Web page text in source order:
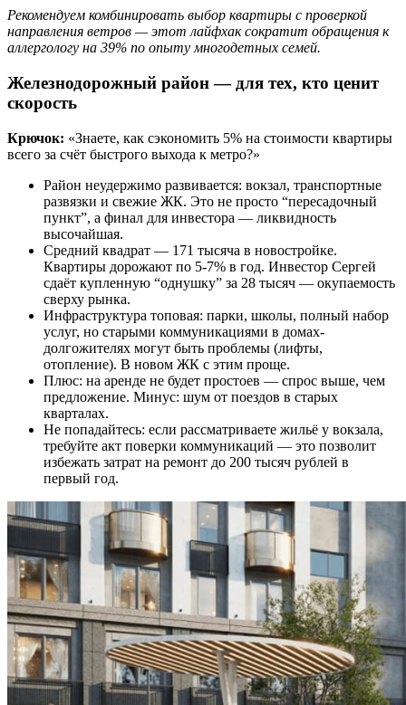
Рекомендуем комбинировать выбор квартиры с проверкой
направления ветров — этот лайфхак сократит обращения к
аллергологу на 39% по опыту многодетных семей.
Железнодорожный район — для тех, кто ценит
скорость
Крючок: «Знаете, как сэкономить 5% на стоимости квартиры
всего за счёт быстрого выхода к метро?»
Район неудержимо развивается: вокзал, транспортные
развязки и свежие ЖК. Это не просто “пересадочный
пункт”, а финал для инвестора — ликвидность
высочайшая.
Средний квадрат — 171 тысяча в новостройке.
Квартиры дорожают по 5-7% в год. Инвестор Сергей
сдаёт купленную “однушку” за 28 тысяч — окупаемость
сверху рынка.
Инфраструктура топовая: парки, школы, полный набор
услуг, но старыми коммуникациями в домах-
долгожителях могут быть проблемы (лифты,
отопление). В новом ЖК с этим проще.
Плюс: на аренде не будет простоев — спрос выше, чем
предложение. Минус: шум от поездов в старых
кварталах.
Не попадайтесь: если рассматриваете жильё у вокзала,
требуйте акт поверки коммуникаций — это позволит
избежать затрат на ремонт до 200 тысяч рублей в
первый год.